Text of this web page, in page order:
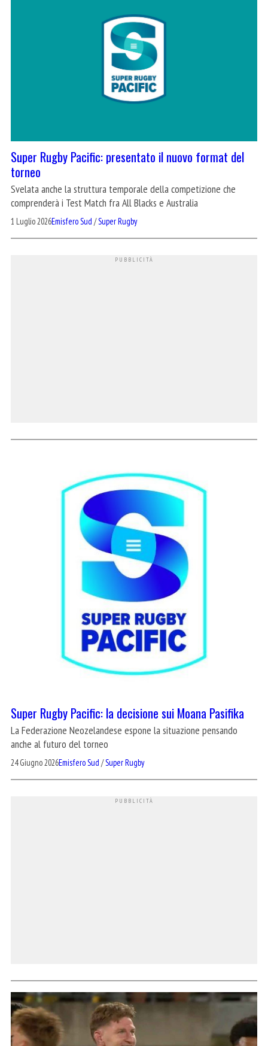
Super Rugby Pacific: presentato il nuovo format del
torneo
Svelata anche la struttura temporale della competizione che
comprenderà i Test Match fra All Blacks e Australia
1 Luglio 2026Emisfero Sud /Super Rugby
Super Rugby Pacific: la decisione sui Moana Pasifika
La Federazione Neozelandese espone la situazione pensando
anche al futuro del torneo
24 Giugno 2026Emisfero Sud /Super Rugby